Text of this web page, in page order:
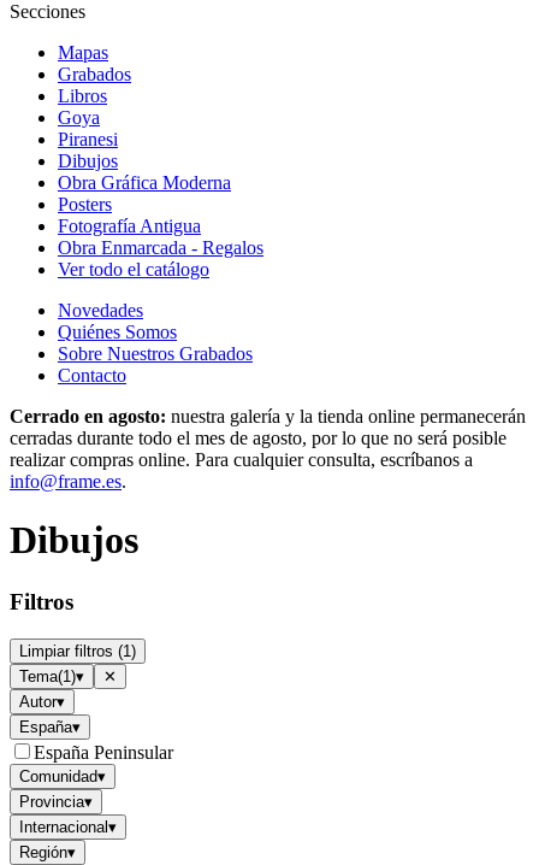
Secciones
Mapas
Grabados
Libros
Goya
Piranesi
Dibujos
Obra Gráfica Moderna
Posters
Fotografía Antigua
Obra Enmarcada - Regalos
Ver todo el catálogo
Novedades
Quiénes Somos
Sobre Nuestros Grabados
Contacto
Cerrado en agosto: nuestra galería y la tienda online permanecerán
cerradas durante todo el mes de agosto, por lo que no será posible
realizar compras online. Para cualquier consulta, escríbanos a
info@frame.es.
Dibujos
Filtros
Limpiar filtros (1)
Tema(1)▾
✕
Autor▾
España▾
España Peninsular
Comunidad▾
Provincia▾
Internacional▾
Región▾